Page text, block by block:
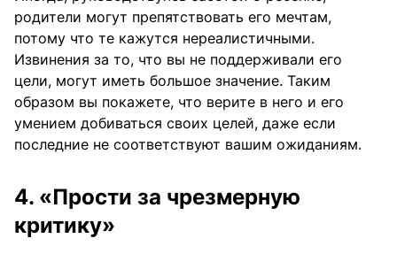
родители могут препятствовать его мечтам,
потому что те кажутся нереалистичными.
Извинения за то, что вы не поддерживали его
цели, могут иметь большое значение. Таким
образом вы покажете, что верите в него и его
умением добиваться своих целей, даже если
последние не соответствуют вашим ожиданиям.
4. «Прости за чрезмерную
критику»